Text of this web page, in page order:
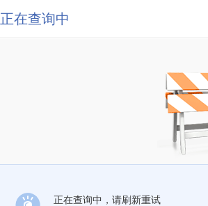
正在查询中
正在查询中，请刷新重试